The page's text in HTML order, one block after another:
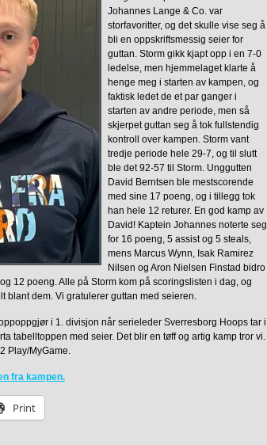
Johannes Lange & Co. var
storfavoritter, og det skulle vise seg å
bli en oppskriftsmessig seier for
guttan. Storm gikk kjapt opp i en 7-0
ledelse, men hjemmelaget klarte å
henge meg i starten av kampen, og
faktisk ledet de et par ganger i
starten av andre periode, men så
skjerpet guttan seg å tok fullstendig
kontroll over kampen. Storm vant
tredje periode hele 29-7, og til slutt
ble det 92-57 til Storm. Unggutten
David Berntsen ble mestscorende
med sine 17 poeng, og i tillegg tok
han hele 12 returer. En god kamp av
David! Kaptein Johannes noterte seg
for 16 poeng, 5 assist og 5 steals,
mens Marcus Wynn, Isak Ramirez
Nilsen og Aron Nielsen Finstad bidro
12 poeng. Alle på Storm kom på scoringslisten i dag, og
blant dem. Vi gratulerer guttan med seieren.
i 1. divisjon når serieleder Sverresborg Hoops tar i
tabelltoppen med seier. Det blir en tøff og artig kamp tror vi.
Play/MyGame.
fra kampen.
Print